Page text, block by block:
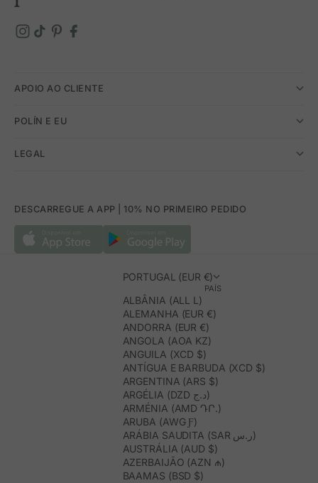
APOIO AO CLIENTE
POLÍN E EU
LEGAL
DESCARREGUE A APP | 10% NO PRIMEIRO PEDIDO
PORTUGAL (EUR €)
PAÍS
ALBÂNIA (ALL L)
ALEMANHA (EUR €)
ANDORRA (EUR €)
ANGOLA (AOA KZ)
ANGUILA (XCD $)
ANTÍGUA E BARBUDA (XCD $)
ARGENTINA (ARS $)
ARGÉLIA (DZD د.ج)
ARMÉNIA (AMD ԴՐ.)
ARUBA (AWG Ƒ)
ARÁBIA SAUDITA (SAR ر.س)
AUSTRÁLIA (AUD $)
AZERBAIJÃO (AZN ₼)
BAAMAS (BSD $)